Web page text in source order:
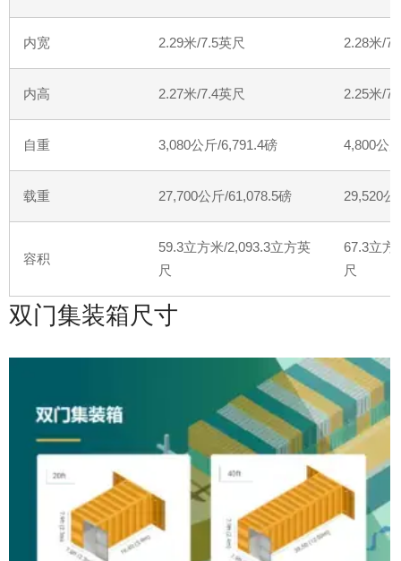
内宽 2.29米/7.5英尺 2.28米/
内高 2.27米/7.4英尺 2.25米/
自重 3,080公斤/6,791.4磅 4,800公
载重 27,700公斤/61,078.5磅 29,520公
容积
59.3立方米/2,093.3立方英
尺
67.3立方
尺
双门集装箱尺寸